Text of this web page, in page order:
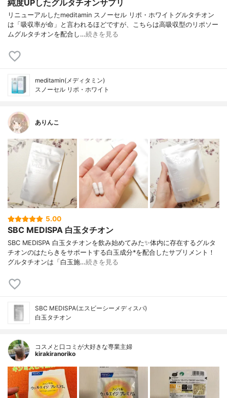
純度UPしたグルタチオンサプリ
リニューアルしたmeditamin スノーセル リポ・ホワイトグルタチオン
は「吸収率が命」と言われるほどですが、こちらは高吸収型のリポソー
ムグルタチオンを配合し…続きを見る
meditamin(メディタミン)
スノーセル リポ・ホワイト
ありんこ
5.00
SBC MEDISPA 白玉タチオン
SBC MEDISPA 白玉タチオンを飲み始めてみた✨体内に存在するグルタ
チオンのはたらきをサポートする白玉成分*を配合したサプリメント！
グルタチオンは「白玉施…続きを見る
SBC MEDISPA(エスビーシーメディスパ)
白玉タチオン
コスメと口コミが大好きな専業主婦
kirakiranoriko